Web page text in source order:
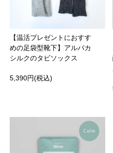
【温活プレゼントにおすす
めの足袋型靴下】アルパカ
シルクのタビソックス
5,390円(税込)